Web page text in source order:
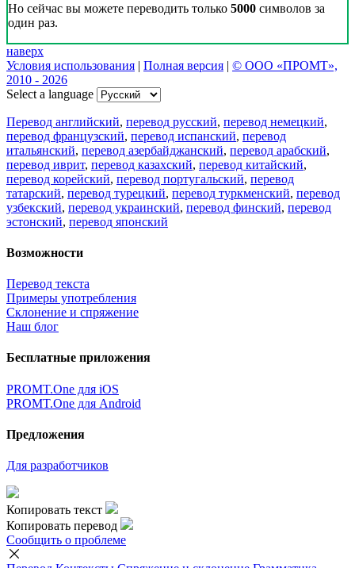
Но сейчас вы можете переводить только 5000 символов за
один раз.
наверх
Условия использования | Полная версия | © ООО «ПРОМТ»,
2010 - 2026
Select a language
Перевод английский, перевод русский, перевод немецкий,
перевод французский, перевод испанский, перевод
итальянский, перевод азербайджанский, перевод арабский,
перевод иврит, перевод казахский, перевод китайский,
перевод корейский, перевод португальский, перевод
татарский, перевод турецкий, перевод туркменский, перевод
узбекский, перевод украинский, перевод финский, перевод
эстонский, перевод японский
Возможности
Перевод текста
Примеры употребления
Склонение и спряжение
Наш блог
Бесплатные приложения
PROMT.One для iOS
PROMT.One для Android
Предложения
Для разработчиков
Копировать текст
Копировать перевод
Сообщить о проблеме